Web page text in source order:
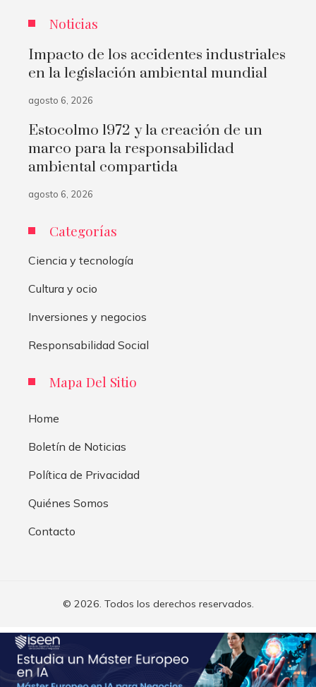
Noticias
Impacto de los accidentes industriales
en la legislación ambiental mundial
agosto 6, 2026
Estocolmo 1972 y la creación de un
marco para la responsabilidad
ambiental compartida
agosto 6, 2026
Categorías
Ciencia y tecnología
Cultura y ocio
Inversiones y negocios
Responsabilidad Social
Mapa Del Sitio
Home
Boletín de Noticias
Política de Privacidad
Quiénes Somos
Contacto
© 2026. Todos los derechos reservados.